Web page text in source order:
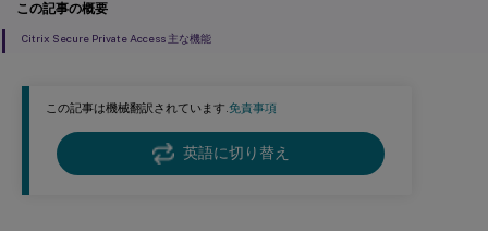
この記事は機械翻訳されています.免責事項
英語に切り替え
この記事の概要
Citrix Secure Private Access 主な機能